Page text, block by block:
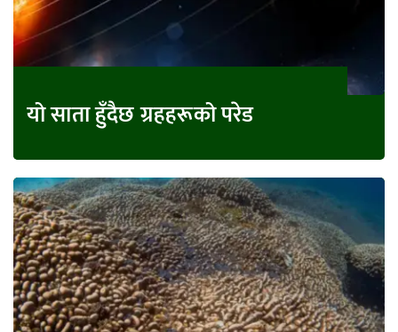
यो साता हुँदैछ ग्रहहरूको परेड